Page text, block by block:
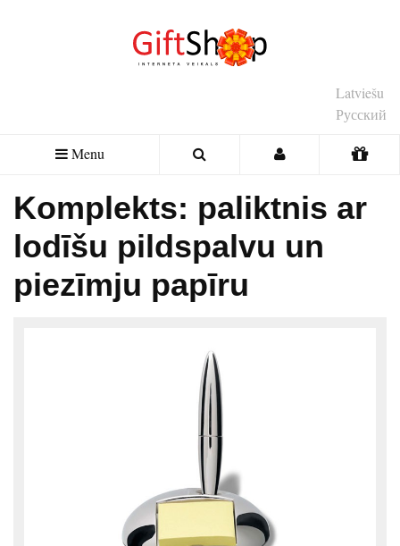
Latviešu
Русский
Menu
Komplekts: paliktnis ar
lodīšu pildspalvu un
piezīmju papīru